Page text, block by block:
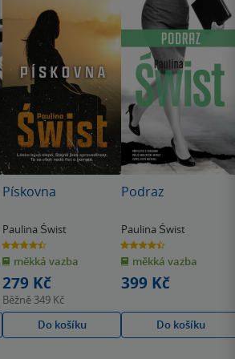
Pískovna
Paulina Świst
4.4
z
5
hvězdiček
měkká vazba
279 Kč
Běžně 349 Kč
Do košíku
Podraz
Paulina Świst
4.4
z
5
hvězdiček
měkká vazba
399 Kč
Do košíku